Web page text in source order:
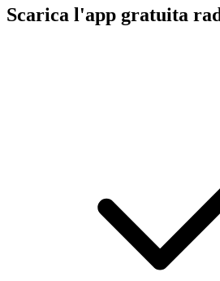
Scarica l'app gratuita